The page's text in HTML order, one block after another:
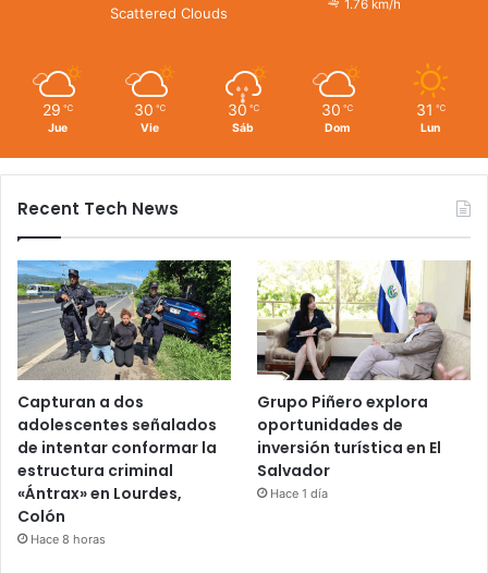
Scattered Clouds
1.76 km/h
29 ℃
Jue
30 ℃
Vie
30 ℃
Sáb
30 ℃
Dom
31 ℃
Lun
Recent Tech News
Capturan a dos
adolescentes señalados
de intentar conformar la
estructura criminal
«Ántrax» en Lourdes,
Colón
Hace 8 horas
Grupo Piñero explora
oportunidades de
inversión turística en El
Salvador
Hace 1 día